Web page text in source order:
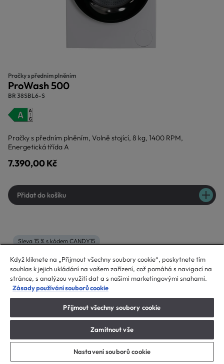
Pračky s předním plněním
ProWash 500
BR 38SBL6-S
Pračky s předním plněním, Volně stojící, 8 kg, 1400 RPM,
Energetická třída A
7.390,00 Kč
Přidat do košíku
Sleva 15 % s kódem CANDY15
Když kliknete na „Přijmout všechny soubory cookie“, poskytnete tím
souhlas k jejich ukládání na vašem zařízení, což pomáhá s navigací na
stránce, s analýzou využití dat a s našimi marketingovými snahami.
Zásady používání souborů cookie
Přijmout všechny soubory cookie
Zamítnout vše
Nastavení souborů cookie